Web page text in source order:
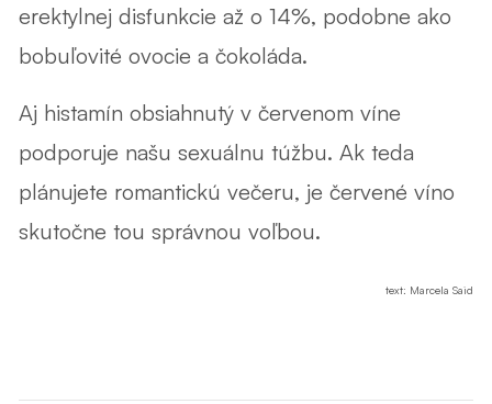
erektylnej disfunkcie až o 14%, podobne ako
bobuľovité ovocie a čokoláda.
Aj histamín obsiahnutý v červenom víne
podporuje našu sexuálnu túžbu. Ak teda
plánujete romantickú večeru, je červené víno
skutočne tou správnou voľbou.
text: Marcela Said